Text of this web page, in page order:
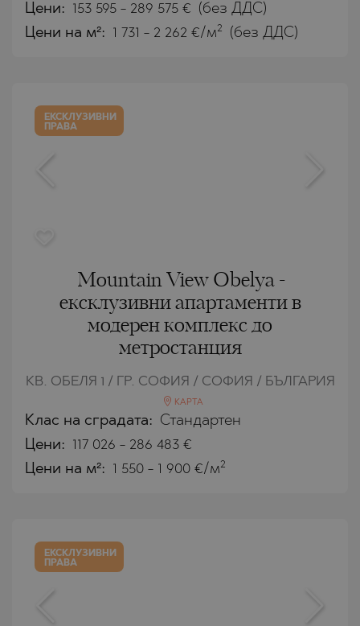
Цени: 153 595 - 289 575 € (без ДДС)
Цени на м²: 1 731 - 2 262 €/м2 (без ДДС)
ЕКСКЛУЗИВНИ
ПРАВА
Mountain View Obelya -
ексклузивни апартаменти в
модерен комплекс до
метростанция
КВ. ОБЕЛЯ 1 / ГР. СОФИЯ / СОФИЯ / БЪЛГАРИЯ
КАРТА
Клас на сградата: Стандартен
Цени: 117 026 - 286 483 €
Цени на м²: 1 550 - 1 900 €/м2
ЕКСКЛУЗИВНИ
ПРАВА